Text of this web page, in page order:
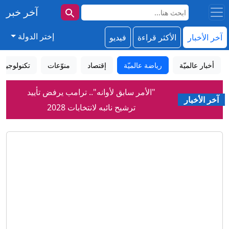
آخر خبر
آخر الأخبار الأكثر قراءة فيديو إختر الدولة
أخبار عالميّة رياضة عالميّة إقتصاد منوّعات تكنولوجيا
آخر الأخبار
"الأمر سابق لأوانه".. ترامب يرفض تأييد
ترشيح نائبه لانتخابات 2028
إيران.. ترقب لاتفاق بشأن هرمز وانتهاء
جولة مفاوضات روما بين لبنان وإسرائيل
بعيداً عن المفاوضات مع عُمان.. مشرعون